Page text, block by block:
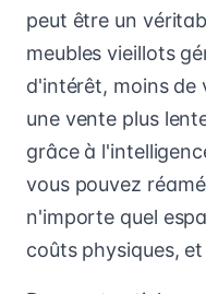
peut être un
meubles vieillots
d'intérêt, moins de
une vente plus
grâce à
vous pouvez
n'importe quel
coûts physiques,